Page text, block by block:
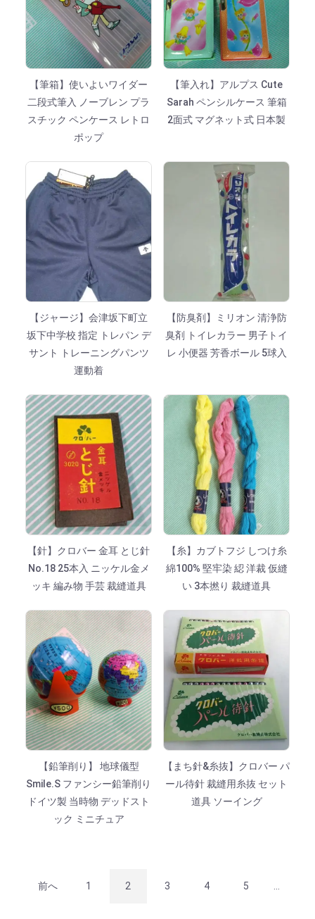
【筆箱】使いよいワイダー
二段式筆入 ノーブレン プラ
スチック ペンケース レトロ
ポップ
【筆入れ】アルプス Cute
Sarah ペンシルケース 筆箱
2面式 マグネット式 日本製
【ジャージ】会津坂下町立
坂下中学校 指定 トレパン デ
サント トレーニングパンツ
運動着
【防臭剤】ミリオン 清浄防
臭剤 トイレカラー 男子トイ
レ 小便器 芳香ボール 5球入
【針】クロバー 金耳 とじ針
No.18 25本入 ニッケル金メ
ッキ 編み物 手芸 裁縫道具
【糸】カブトフジ しつけ糸
綿100% 堅牢染 綛 洋裁 仮縫
い 3本撚り 裁縫道具
【鉛筆削り】 地球儀型
Smile.S ファンシー鉛筆削り
ドイツ製 当時物 デッドスト
ック ミニチュア
【まち針&糸抜】クロバー パ
ール待針 裁縫用糸抜 セット
道具 ソーイング
前へ 1 2 3 4 5 ...